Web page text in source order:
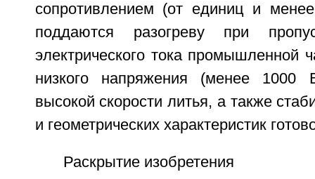
сопротивлением (от единиц и
поддаются разогреву при
электрического тока промышленной
низкого напряжения (менее 1000
высокой скорости литья, а также
и геометрических характеристик
Раскрытие изобретения